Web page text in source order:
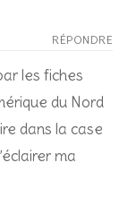
RÉPONDRE
les fiches
du Nord
dans la case
ma